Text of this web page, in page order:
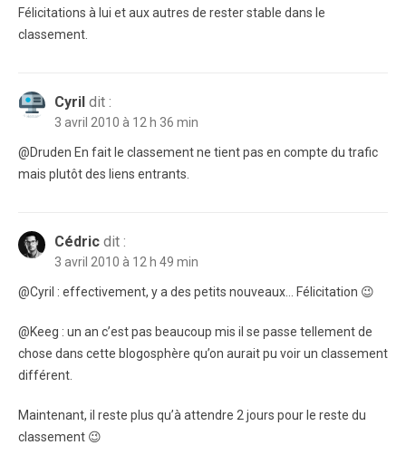
Félicitations à lui et aux autres de rester stable dans le
classement.
Cyril dit :
3 avril 2010 à 12 h 36 min
@Druden En fait le classement ne tient pas en compte du trafic
mais plutôt des liens entrants.
Cédric dit :
3 avril 2010 à 12 h 49 min
@Cyril : effectivement, y a des petits nouveaux… Félicitation 😉
@Keeg : un an c’est pas beaucoup mis il se passe tellement de
chose dans cette blogosphère qu’on aurait pu voir un classement
différent.
Maintenant, il reste plus qu’à attendre 2 jours pour le reste du
classement 😉